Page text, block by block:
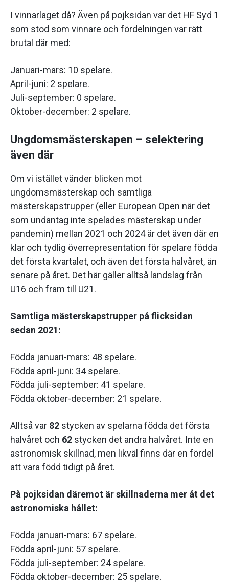
I vinnarlaget då? Även på pojksidan var det HF Syd 1
som stod som vinnare och fördelningen var rätt
brutal där med:
Januari-mars: 10 spelare.
April-juni: 2 spelare.
Juli-september: 0 spelare.
Oktober-december: 2 spelare.
Ungdomsmästerskapen – selektering
även där
Om vi istället vänder blicken mot
ungdomsmästerskap och samtliga
mästerskapstrupper (eller European Open när det
som undantag inte spelades mästerskap under
pandemin) mellan 2021 och 2024 är det även där en
klar och tydlig överrepresentation för spelare födda
det första kvartalet, och även det första halvåret, än
senare på året. Det här gäller alltså landslag från
U16 och fram till U21.
Samtliga mästerskapstrupper på flicksidan
sedan 2021:
Födda januari-mars: 48 spelare.
Födda april-juni: 34 spelare.
Födda juli-september: 41 spelare.
Födda oktober-december: 21 spelare.
Alltså var 82 stycken av spelarna födda det första
halvåret och 62 stycken det andra halvåret. Inte en
astronomisk skillnad, men likväl finns där en fördel
att vara född tidigt på året.
På pojksidan däremot är skillnaderna mer åt det
astronomiska hållet:
Födda januari-mars: 67 spelare.
Födda april-juni: 57 spelare.
Födda juli-september: 24 spelare.
Födda oktober-december: 25 spelare.